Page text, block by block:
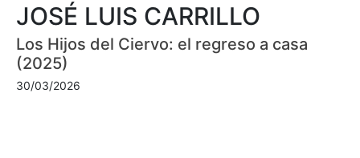
JOSÉ LUIS CARRILLO
Los Hijos del Ciervo: el regreso a casa
(2025)
30/03/2026